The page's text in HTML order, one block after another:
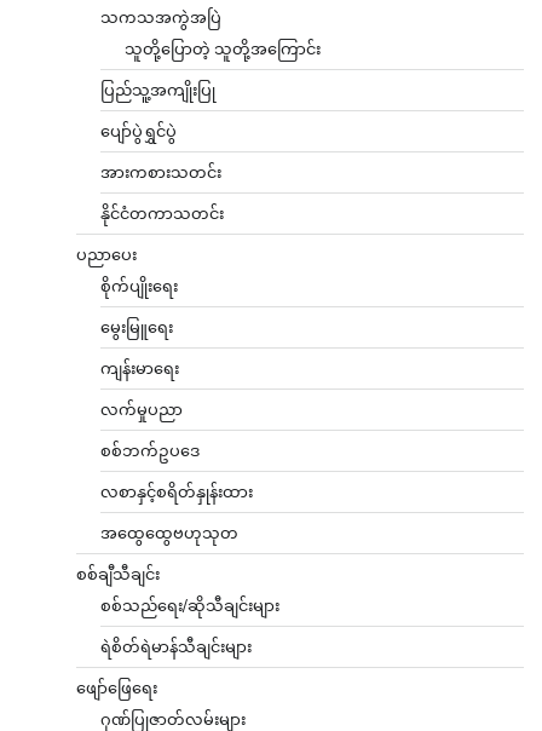
သကသအကွဲအပြဲ
သူတို့ပြောတဲ့ သူတို့အကြောင်း
ပြည်သူ့အကျိုးပြု
ပျော်ပွဲရွှင်ပွဲ
အားကစားသတင်း
နိုင်ငံတကာသတင်း
ပညာပေး
စိုက်ပျိုးရေး
မွေးမြူရေး
ကျန်းမာရေး
လက်မှုပညာ
စစ်ဘက်ဥပဒေ
လစာနှင့်စရိတ်နှုန်းထား
အထွေထွေဗဟုသုတ
စစ်ချီသီချင်း
စစ်သည်ရေး/ဆိုသီချင်းများ
ရဲစိတ်ရဲမာန်သီချင်းများ
ဖျော်ဖြေရေး
ဂုဏ်ပြုဇာတ်လမ်းများ